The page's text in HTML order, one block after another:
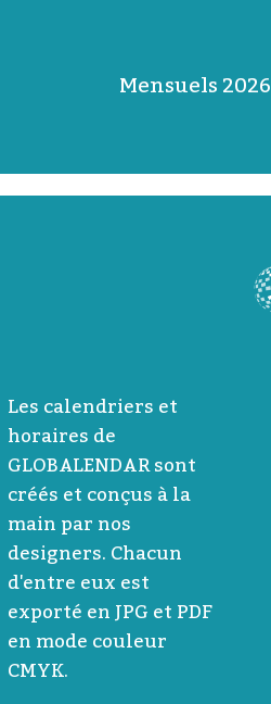
Mensuels 2026
Les calendriers et
horaires de
GLOBALENDAR sont
créés et conçus à la
main par nos
designers. Chacun
d'entre eux est
exporté en JPG et PDF
en mode couleur
CMYK.